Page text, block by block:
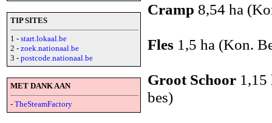
TIP SITES
1 - start.lokaal.be
2 - zoek.nationaal.be
3 - postcode.nationaal.be
MET DANK AAN
- TheSteamFactory
Cramp 8,54 ha
Fles 1,5 ha (Kon.
Groot Schoor 1,15
bes)